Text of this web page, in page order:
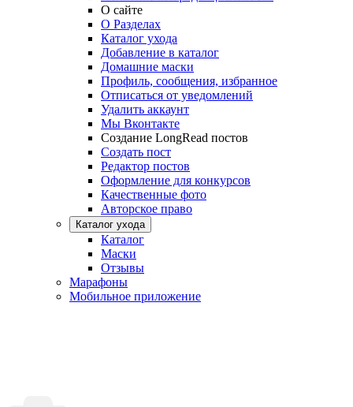
О сайте
О Разделах
Каталог ухода
Добавление в каталог
Домашние маски
Профиль, сообщения, избранное
Отписаться от уведомлений
Удалить аккаунт
Мы Вконтакте
Создание LongRead постов
Создать пост
Редактор постов
Оформление для конкурсов
Качественные фото
Авторское право
Каталог ухода
Каталог
Маски
Отзывы
Марафоны
Мобильное приложение